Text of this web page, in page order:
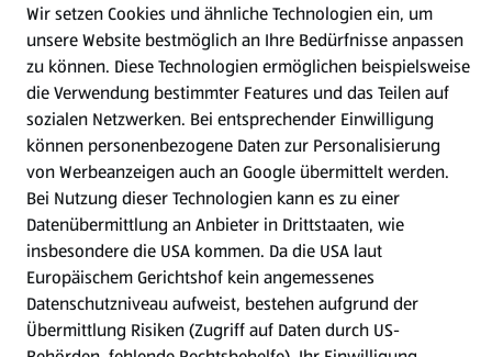
Gewinnspiele
Mein HOFER. Meine Einkäufe.
Meine Meinung. Mein HOFER.
Gutscheingroßbestellung
(öffnet in einem neuen Tab)
Folge uns hier:
Wir setzen Cookies und ähnliche Technologien ein, um
unsere Website bestmöglich an Ihre Bedürfnisse anpassen
zu können. Diese Technologien ermöglichen beispielsweise
die Verwendung bestimmter Features und das Teilen auf
sozialen Netzwerken. Bei entsprechender Einwilligung
können personenbezogene Daten zur Personalisierung
von Werbeanzeigen auch an Google übermittelt werden.
Bei Nutzung dieser Technologien kann es zu einer
Datenübermittlung an Anbieter in Drittstaaten, wie
insbesondere die USA kommen. Da die USA laut
Europäischem Gerichtshof kein angemessenes
Datenschutzniveau aufweist, bestehen aufgrund der
Übermittlung Risiken (Zugriff auf Daten durch US-